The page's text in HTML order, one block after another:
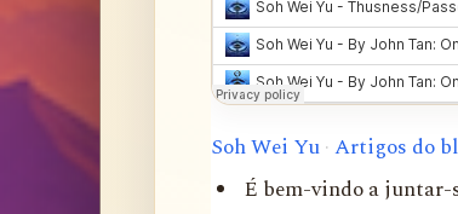
Soh Wei Yu· Artigos do
É bem-vindo a juntar-